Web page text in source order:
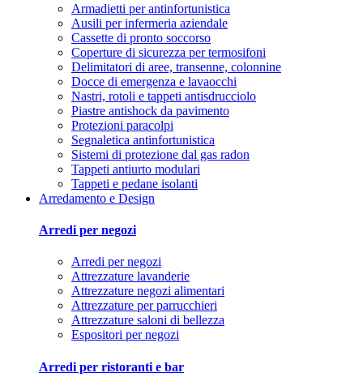
Armadietti per antinfortunistica
Ausili per infermeria aziendale
Cassette di pronto soccorso
Coperture di sicurezza per termosifoni
Delimitatori di aree, transenne, colonnine
Docce di emergenza e lavaocchi
Nastri, rotoli e tappeti antisdrucciolo
Piastre antishock da pavimento
Protezioni paracolpi
Segnaletica antinfortunistica
Sistemi di protezione dal gas radon
Tappeti antiurto modulari
Tappeti e pedane isolanti
Arredamento e Design
Arredi per negozi
Arredi per negozi
Attrezzature lavanderie
Attrezzature negozi alimentari
Attrezzature per parrucchieri
Attrezzature saloni di bellezza
Espositori per negozi
Arredi per ristoranti e bar